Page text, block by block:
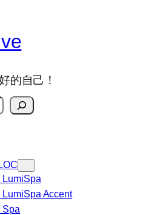
的自己！
LumiSpa
Accent
Spa